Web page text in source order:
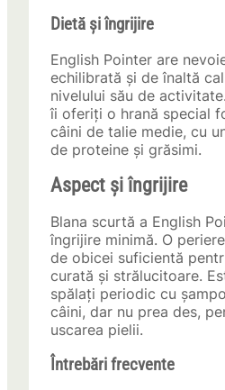
Dietă și îngrijire
English Pointer are
echilibrată și de înaltă
nivelului său de
îi oferiți o hrană special
câini de talie medie, cu
de proteine și grăsimi.
Aspect și îngrijire
Blana scurtă a English
îngrijire minimă. O
de obicei suficientă
curată și strălucitoare.
spălați periodic cu
câini, dar nu prea des,
uscarea pielii.
Întrebări frecvente